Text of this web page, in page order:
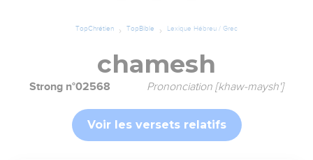
TopChrétien TopBible Lexique Hébreu / Grec
chamesh
Strong n°02568 Prononciation [khaw-maysh']
Voir les versets relatifs